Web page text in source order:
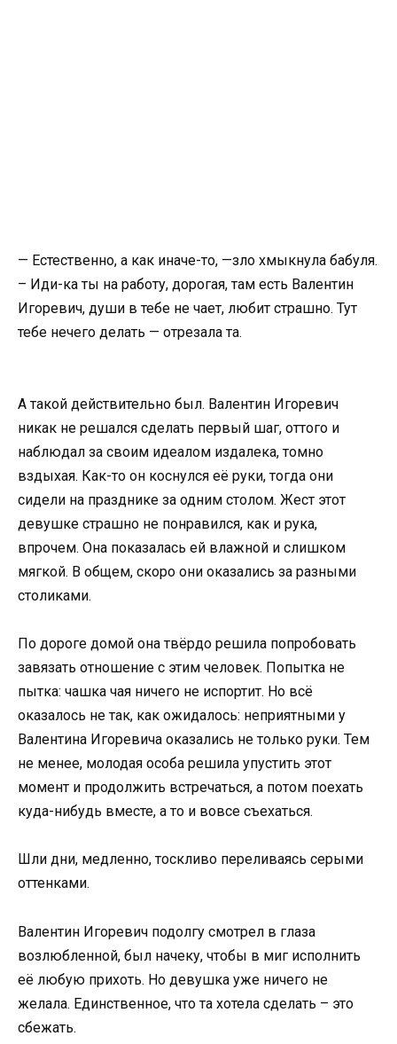
— Естественно, а как иначе-то, —зло хмыкнула бабуля.
– Иди-ка ты на работу, дорогая, там есть Валентин
Игоревич, души в тебе не чает, любит страшно. Тут
тебе нечего делать — отрезала та.
А такой действительно был. Валентин Игоревич
никак не решался сделать первый шаг, оттого и
наблюдал за своим идеалом издалека, томно
вздыхая. Как-то он коснулся её руки, тогда они
сидели на празднике за одним столом. Жест этот
девушке страшно не понравился, как и рука,
впрочем. Она показалась ей влажной и слишком
мягкой. В общем, скоро они оказались за разными
столиками.
По дороге домой она твёрдо решила попробовать
завязать отношение с этим человек. Попытка не
пытка: чашка чая ничего не испортит. Но всё
оказалось не так, как ожидалось: неприятными у
Валентина Игоревича оказались не только руки. Тем
не менее, молодая особа решила упустить этот
момент и продолжить встречаться, а потом поехать
куда-нибудь вместе, а то и вовсе съехаться.
Шли дни, медленно, тоскливо переливаясь серыми
оттенками.
Валентин Игоревич подолгу смотрел в глаза
возлюбленной, был начеку, чтобы в миг исполнить
её любую прихоть. Но девушка уже ничего не
желала. Единственное, что та хотела сделать – это
сбежать.